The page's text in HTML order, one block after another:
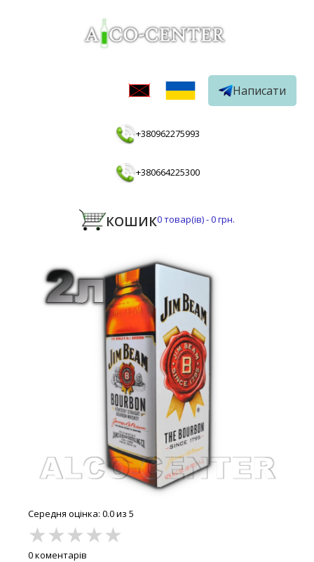
Написати
+380962275993
+380664225300
КОШИК0товар(ів) -0 грн.
Середня оцінка: 0.0 из 5
★★★★★
0 коментарів